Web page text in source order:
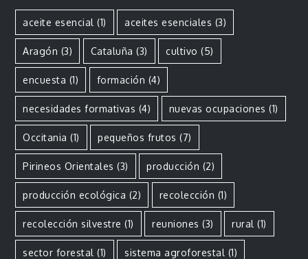
aceite esencial (1) aceites esenciales (3)
Aragón (3) Cataluña (3) cultivo (5)
encuesta (1) formación (4)
necesidades formativas (4) nuevas ocupaciones (1)
Occitania (1) pequeños frutos (7)
Pirineos Orientales (3) producción (2)
producción ecológica (2) recolección (1)
recolección silvestre (1) reuniones (3) rural (1)
sector forestal (1) sistema agroforestal (1)